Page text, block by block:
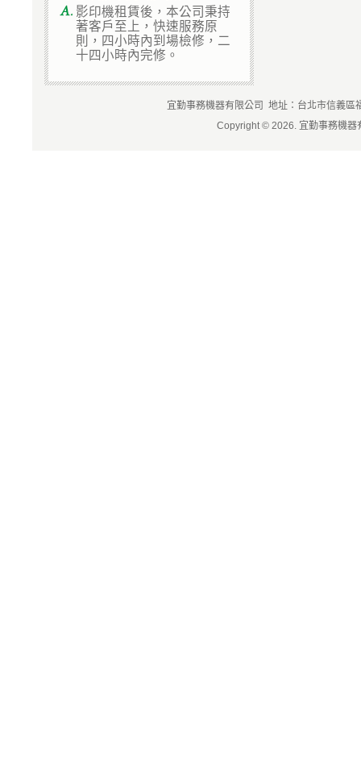
影印機租賃後，本公司秉持
著客戶至上，快速服務原
則，四小時內到場檢修，二
十四小時內完修。
宜勤事務機器有限公司 地址：台北市信義
Copyright © 2026. 宜勤事務機